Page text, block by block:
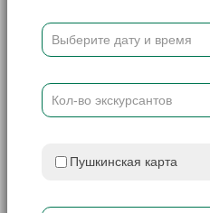
Пушкинская карта